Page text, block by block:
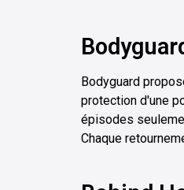
Bodyguard
protection d'une
épisodes
Chaque